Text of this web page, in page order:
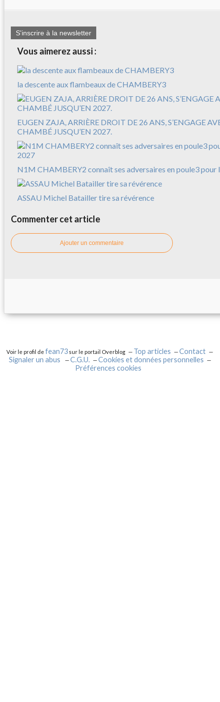
S'inscrire à la newsletter
Vous aimerez aussi :
la descente aux flambeaux de CHAMBERY3
EUGEN ZAJA, ARRIÈRE DROIT DE 26 ANS, S’ENGAGE
CHAMBÉ JUSQU’EN 2027.
N1M CHAMBERY2 connaît ses adversaires en poule3 pour
ASSAU Michel Batailler tire sa révérence
Commenter cet article
Ajouter un commentaire
Voir le profil defean73 sur le portail Overblog Top articles
Contact
Signaler un abus
C.G.U.
Cookies et données personnelles
Préférences cookies